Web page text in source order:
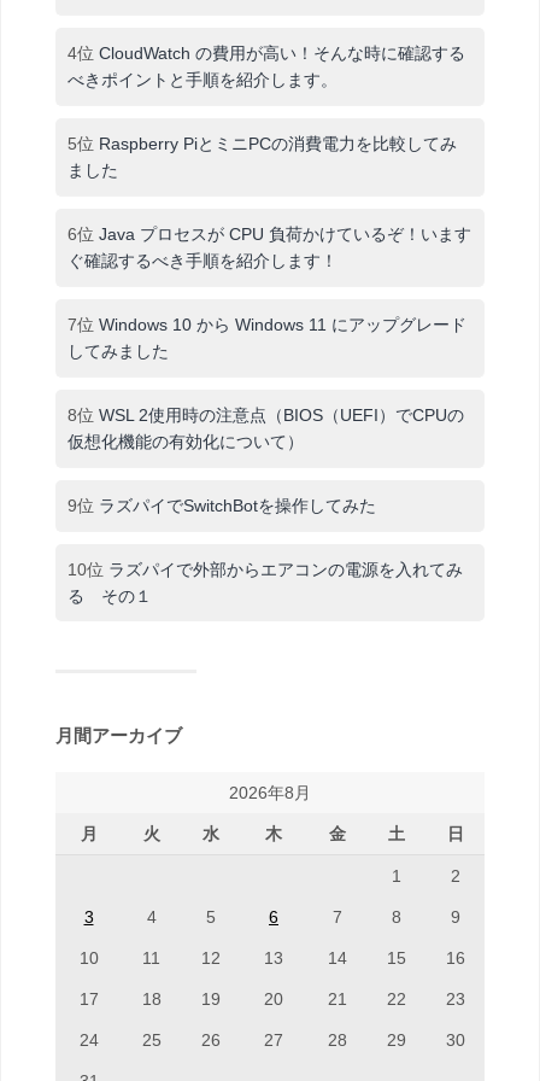
4位 CloudWatch の費用が高い！そんな時に確認する
べきポイントと手順を紹介します。
5位 Raspberry PiとミニPCの消費電力を比較してみ
ました
6位 Java プロセスが CPU 負荷かけているぞ！います
ぐ確認するべき手順を紹介します！
7位 Windows 10 から Windows 11 にアップグレード
してみました
8位 WSL 2使用時の注意点（BIOS（UEFI）でCPUの
仮想化機能の有効化について）
9位 ラズパイでSwitchBotを操作してみた
10位 ラズパイで外部からエアコンの電源を入れてみ
る その１
月間アーカイブ
2026年8月
月 火 水 木 金 土 日
1 2
3 4 5 6 7 8 9
10 11 12 13 14 15 16
17 18 19 20 21 22 23
24 25 26 27 28 29 30